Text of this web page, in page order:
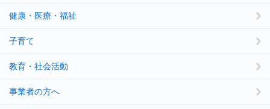
健康・医療・福祉
子育て
教育・社会活動
事業者の方へ